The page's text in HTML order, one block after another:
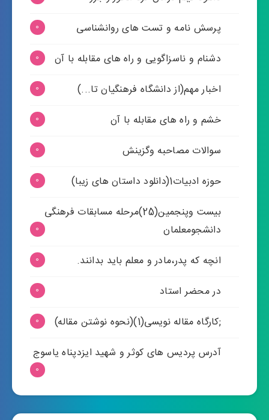
پرسش نامه و تست های روانشناسی 0
دشنام و ناسزاگویی و راه های مقابله با آن 0
اخبار مهم(از دانشگاه فرهنگیان تا...) 0
خشم و راه های مقابله با آن 0
سوالات مصاحبه وگزینش 0
حوزه ادبیات1(دانلود داستان های زیبا) 0
بیست وپنجمین(25)مرحله مسابقات فرهنگی
دانشجومعلمان
0
انچه که پدر،مادر و معلم باید بدانند. 0
در محضر استاد 0
;کارگاه مقاله نویسی(1)(نحوه نوشتن مقاله) 0
آدرس پردیس های کوثر و شهید ایزدپناه یاسوج
0